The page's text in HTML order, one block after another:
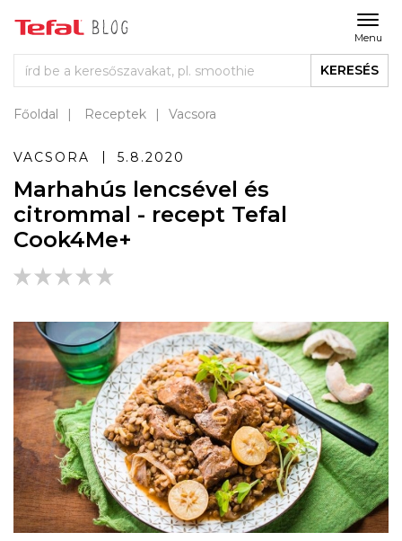
Menu
KERESÉS
Főoldal Receptek Vacsora
VACSORA 5.8.2020
Marhahús lencsével és
citrommal - recept Tefal
Cook4Me+